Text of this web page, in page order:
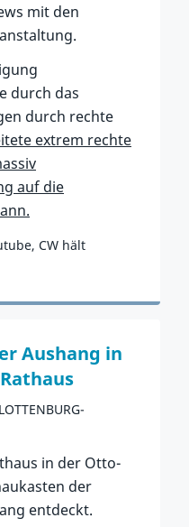
mit den
durch das
durch rechte
extrem rechte
auf die
CW hält
Aushang in
in der Otto-
der
entdeckt.